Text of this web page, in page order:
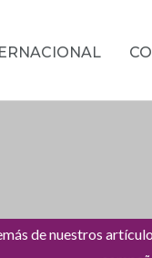
de nuestros